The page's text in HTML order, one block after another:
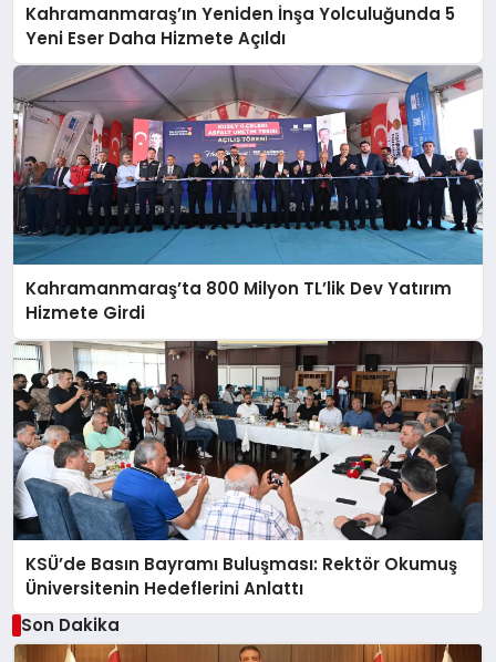
Kahramanmaraş’ın Yeniden İnşa Yolculuğunda 5
Yeni Eser Daha Hizmete Açıldı
Kahramanmaraş’ta 800 Milyon TL’lik Dev Yatırım
Hizmete Girdi
KSÜ’de Basın Bayramı Buluşması: Rektör Okumuş
Üniversitenin Hedeflerini Anlattı
Son Dakika